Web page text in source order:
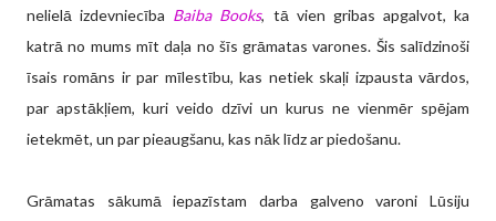
nelielā izdevniecība Baiba Books, tā vien gribas apgalvot, ka
katrā no mums mīt daļa no šīs grāmatas varones. Šis salīdzinoši
īsais romāns ir par mīlestību, kas netiek skaļi izpausta vārdos,
par apstākļiem, kuri veido dzīvi un kurus ne vienmēr spējam
ietekmēt, un par pieaugšanu, kas nāk līdz ar piedošanu.
Grāmatas sākumā iepazīstam darba galveno varoni Lūsiju